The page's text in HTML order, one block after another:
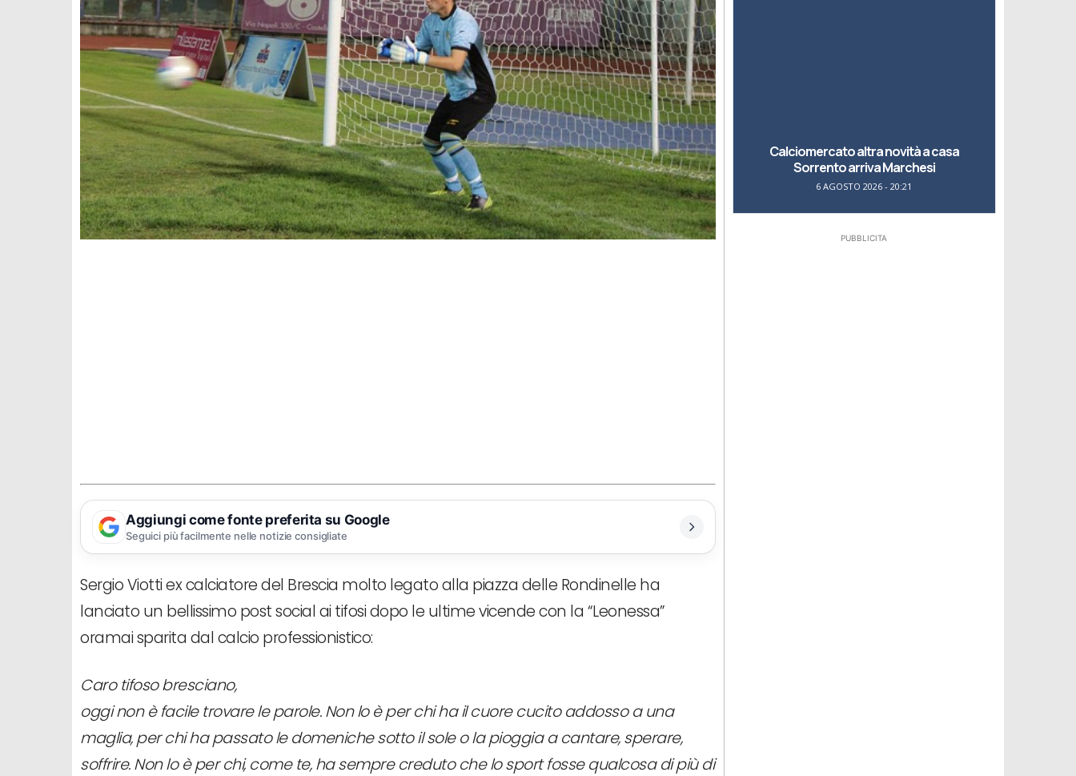
Aggiungi come fonte preferita su Google
Seguici più facilmente nelle notizie consigliate
Sergio Viotti ex calciatore del Brescia molto legato alla piazza delle Rondinelle ha
lanciato un bellissimo post social ai tifosi dopo le ultime vicende con la “Leonessa”
oramai sparita dal calcio professionistico:
Caro tifoso bresciano,
oggi non è facile trovare le parole. Non lo è per chi ha il cuore cucito addosso a una
maglia, per chi ha passato le domeniche sotto il sole o la pioggia a cantare, sperare,
soffrire. Non lo è per chi, come te, ha sempre creduto che lo sport fosse qualcosa di più di
Calciomercato altra novità a casa
Sorrento arriva Marchesi
6 AGOSTO 2026 - 20:21
PUBBLICITA